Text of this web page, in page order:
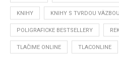
KNIHY KNIHY S TVRDOU VÄZBOU
POLIGRAFICKE BESTSELLERY
TLAČIME ONLINE TLACONLINE